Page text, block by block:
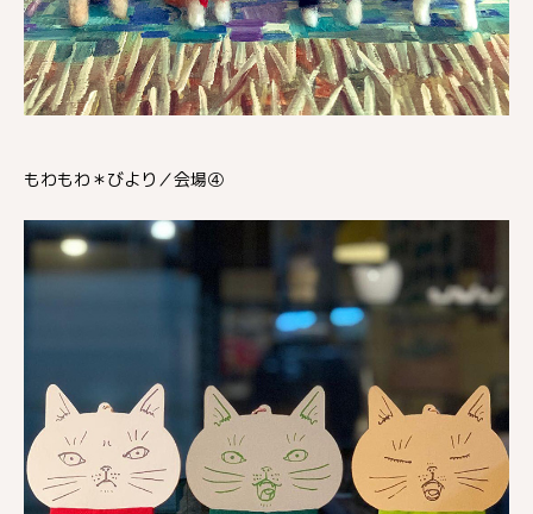
もわもわ＊びより／会場④